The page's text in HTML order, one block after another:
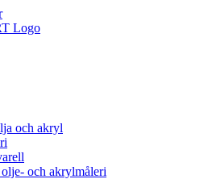
och akryl
och akrylmåleri